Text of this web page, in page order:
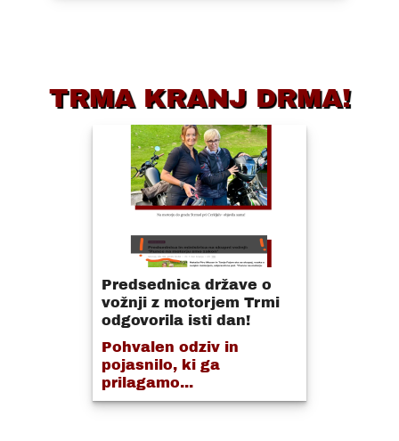
TRMA KRANJ DRMA!
Predsednica države o
vožnji z motorjem Trmi
odgovorila isti dan!
Pohvalen odziv in
pojasnilo, ki ga
prilagamo...